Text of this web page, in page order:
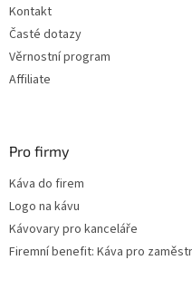
Kontakt
Časté dotazy
Věrnostní program
Affiliate
Pro firmy
Káva do firem
Logo na kávu
Kávovary pro kanceláře
Firemní benefit: Káva pro